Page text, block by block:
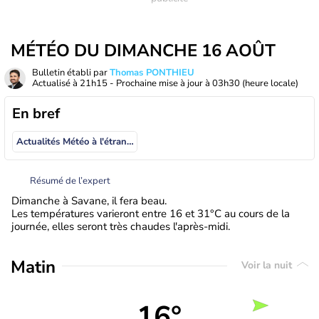
MÉTÉO DU DIMANCHE 16 AOÛT
Bulletin établi parThomas PONTHIEU
Actualisé à 21h15 - Prochaine mise à jour à 03h30 (heure locale)
En bref
Actualités Météo à l'étranger
Résumé de l’expert
Dimanche à Savane, il fera beau.
Les températures varieront entre 16 et 31°C au cours de la
journée, elles seront très chaudes l'après-midi.
Matin Voir la nuit